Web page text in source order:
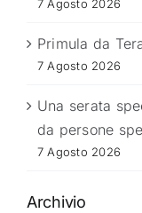
7 Agosto 2026
Primula da
7 Agosto 2026
Una serata
da persone
7 Agosto 2026
Archivio